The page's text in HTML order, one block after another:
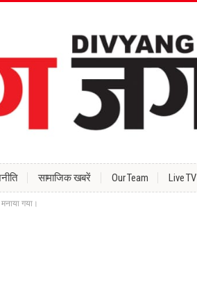
सामाजिक खबरें Our Team Live TV
गया।